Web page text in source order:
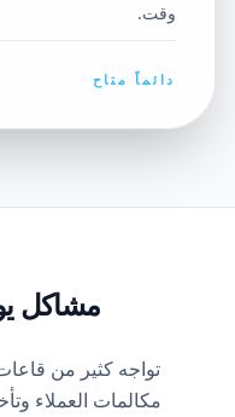
وقت.
دائماً متاح
مشاكل
تواجه كثير من
مكالمات العملاء